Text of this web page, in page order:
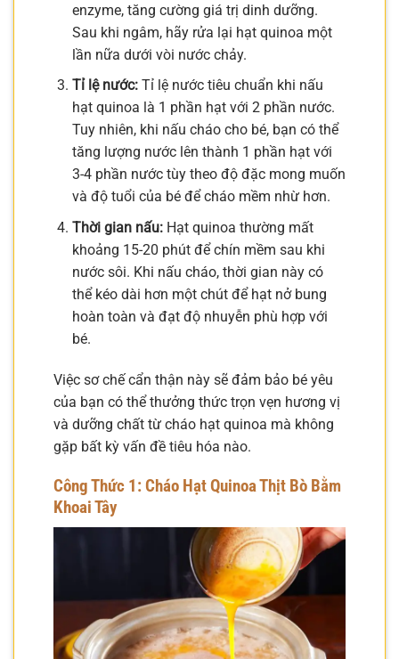
enzyme, tăng cường giá trị dinh dưỡng.
Sau khi ngâm, hãy rửa lại hạt quinoa một
lần nữa dưới vòi nước chảy.
Tỉ lệ nước:Tỉ lệ nước tiêu chuẩn khi nấu
hạt quinoa là 1 phần hạt với 2 phần nước.
Tuy nhiên, khi nấu cháo cho bé, bạn có thể
tăng lượng nước lên thành 1 phần hạt với
3-4 phần nước tùy theo độ đặc mong muốn
và độ tuổi của bé để cháo mềm nhừ hơn.
Thời gian nấu:Hạt quinoa thường mất
khoảng 15-20 phút để chín mềm sau khi
nước sôi. Khi nấu cháo, thời gian này có
thể kéo dài hơn một chút để hạt nở bung
hoàn toàn và đạt độ nhuyễn phù hợp với
bé.
Việc sơ chế cẩn thận này sẽ đảm bảo bé yêu
của bạn có thể thưởng thức trọn vẹn hương vị
và dưỡng chất từ cháo hạt quinoa mà không
gặp bất kỳ vấn đề tiêu hóa nào.
Công Thức 1: Cháo Hạt Quinoa Thịt Bò Bằm
Khoai Tây